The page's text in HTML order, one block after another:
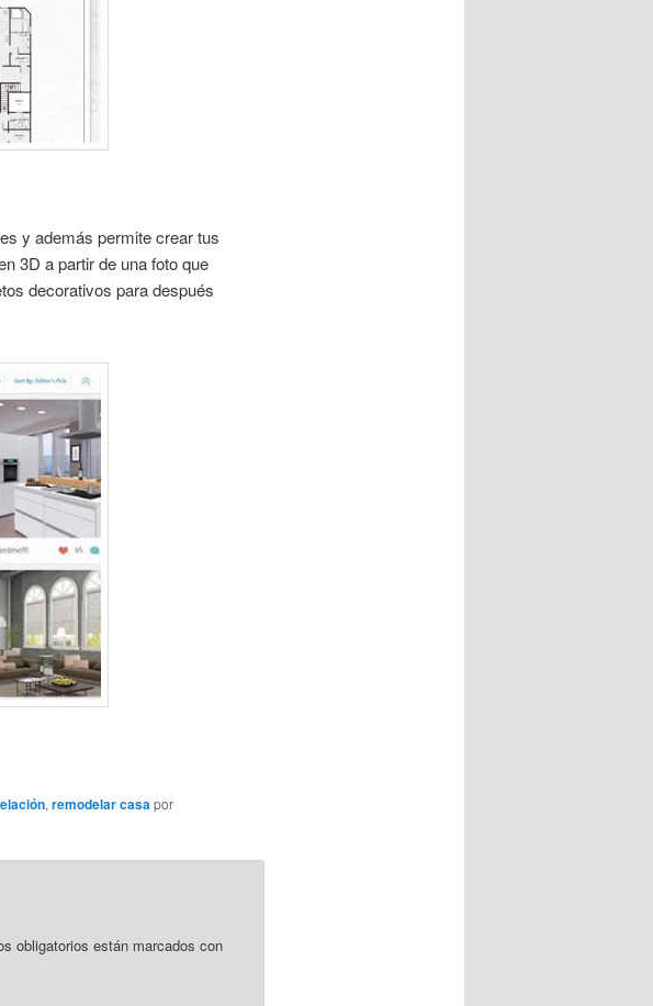
y además permite crear tus
3D a partir de una foto que
decorativos para después
, remodelar casapor
obligatorios están marcados con